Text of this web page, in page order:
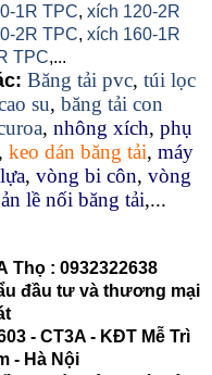
1R TPC, xích 120-2R
2R TPC, xích 160-1R
TPC,...
Băng tải pvc, túi lọc
su, băng tải con
, nhông xích, phụ
keo dán băng tải, máy
, vòng bi côn, vòng
lề nối băng tải,...
Thọ : 0932322638
đầu tư và thương mại
- CT3A - KĐT Mễ Trì
- Hà Nội